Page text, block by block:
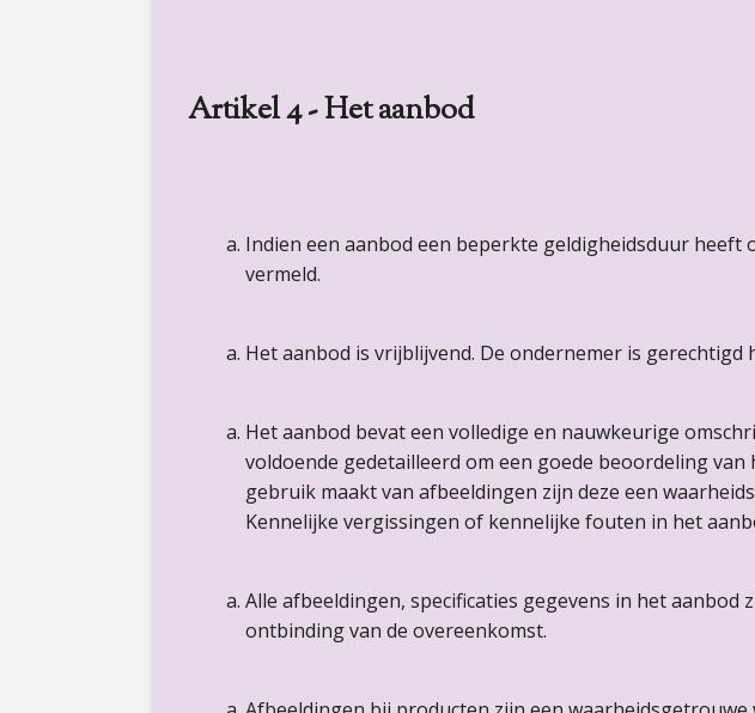
Artikel 4 - Het aanbod
Indien een aanbod een beperkte geldigheidsduur
vermeld.
Het aanbod is vrijblijvend. De ondernemer is gerechtigd
Het aanbod bevat een volledige en nauwkeurige
voldoende gedetailleerd om een goede beoordeling
gebruik maakt van afbeeldingen zijn deze een
Kennelijke vergissingen of kennelijke fouten in het
Alle afbeeldingen, specificaties gegevens in het
ontbinding van de overeenkomst.